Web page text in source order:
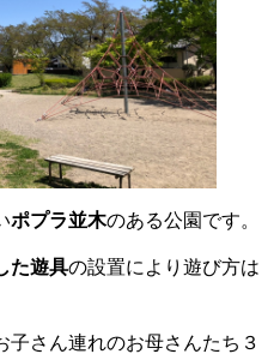
ポプラ並木のある公園です。
た遊具の設置により遊び方は
さん連れのお母さんたち３